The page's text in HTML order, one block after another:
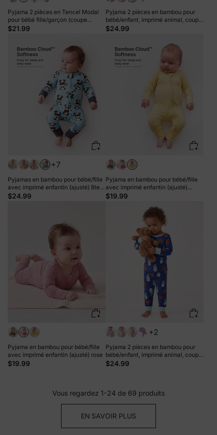
Pyjama 2 pièces en Tencel Modal
pour bébé fille/garçon (coupe
ajustée) rose
$21.99
Pyjama 2 pièces en bambou pour
bébé/enfant, imprimé animal, coupe
ajustée, rose vif
$24.99
+7
Pyjamas en bambou pour bébé/fille
avec imprimé enfantin (ajusté) Bleu
clair
$24.99
Pyjama en bambou pour bébé/fille
avec imprimé enfantin (ajusté)
jaune
$19.99
Pyjama en bambou pour bébé/fille
avec imprimé enfantin (ajusté) rose
$19.99
+2
Pyjama 2 pièces en bambou pour
bébé/enfant, imprimé animal, coupe
ajustée, bleu
$24.99
Vous regardez 1-24 de 69 produits
EN SAVOIR PLUS